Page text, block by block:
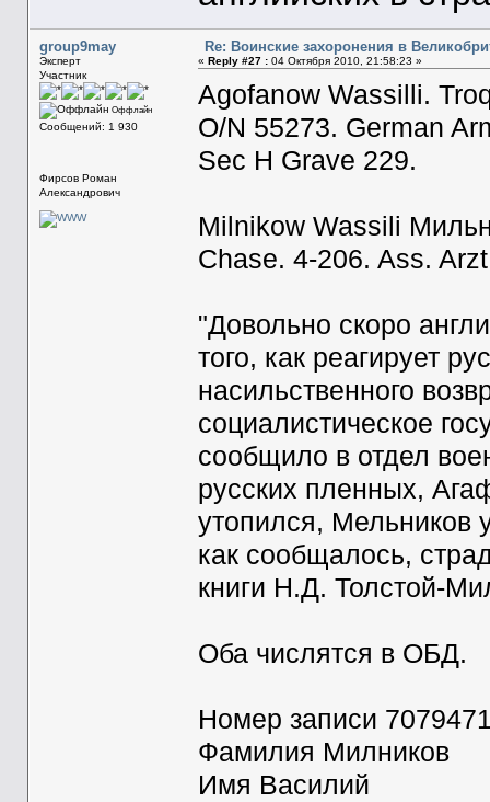
group9may
Эксперт
Участник
Оффлайн
Сообщений: 1 930
Фирсов Роман
Александрович
Re: Воинские захоронения в
« Reply #27 :04 Октября 2010, 21:58:23 »
Agofanow Wassilli.
O/N 55273. German
Sec H Grave 229.
Milnikow Wassili
Chase. 4-206. Ass.
"Довольно скоро
того, как реагирует
насильственного
социалистическое
сообщило в отдел
русских пленных,
утопился, Мельников
как сообщалось,
книги Н.Д. Толстой-
Оба числятся в ОБД.
Номер записи
Фамилия Милников
Имя Василий